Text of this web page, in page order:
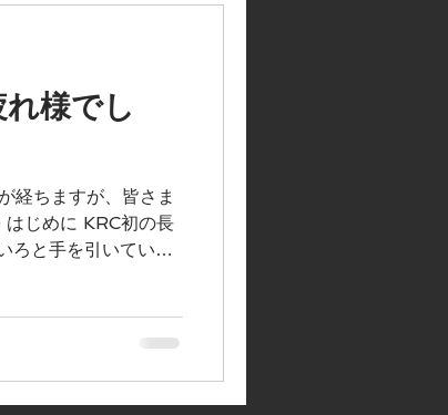
様でし
経ちますが、皆さま
じめに KRC初の長
ろと手を引いていた